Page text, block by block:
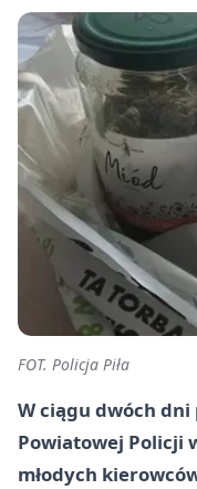
FOT. Policja Piła
W ciągu dwóch
Powiatowej Policji
młodych